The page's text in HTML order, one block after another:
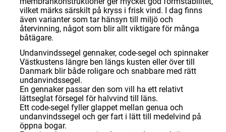
vilket märks särskilt på kryss i frisk vind. I dag finns
även varianter som tar hänsyn till miljö och
återvinning, något som blir allt viktigare för många
båtägare.
Undanvindssegel gennaker, code-segel och spinnaker
Västkustens längre ben längs kusten eller över till
Danmark blir både roligare och snabbare med rätt
undanvindssegel.
En gennaker passar den som vill ha ett relativt
lättseglat försegel för halvvind till läns.
Ett code-segel fyller glappet mellan genua och
undanvindssegel och ger fart i lätt till medelvind på
öppna bogar.